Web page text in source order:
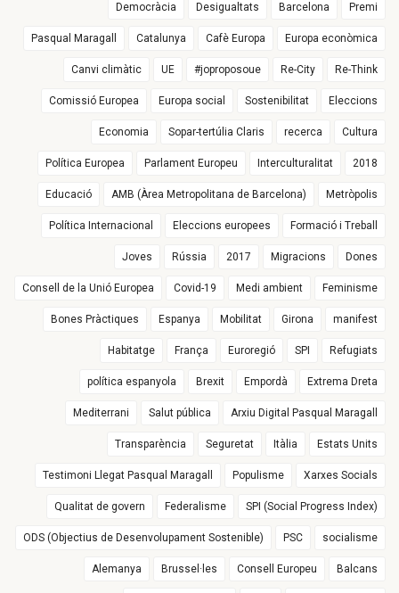
Democràcia Desigualtats Barcelona Premi
Pasqual Maragall Catalunya Cafè Europa Europa econòmica
Canvi climàtic UE #joproposoue Re-City Re-Think
Comissió Europea Europa social Sostenibilitat Eleccions
Economia Sopar-tertúlia Claris recerca Cultura
Política Europea Parlament Europeu Interculturalitat 2018
Educació AMB (Àrea Metropolitana de Barcelona) Metròpolis
Política Internacional Eleccions europees Formació i Treball
Joves Rússia 2017 Migracions Dones
Consell de la Unió Europea Covid-19 Medi ambient Feminisme
Bones Pràctiques Espanya Mobilitat Girona manifest
Habitatge França Euroregió SPI Refugiats
política espanyola Brexit Empordà Extrema Dreta
Mediterrani Salut pública Arxiu Digital Pasqual Maragall
Transparència Seguretat Itàlia Estats Units
Testimoni Llegat Pasqual Maragall Populisme Xarxes Socials
Qualitat de govern Federalisme SPI (Social Progress Index)
ODS (Objectius de Desenvolupament Sostenible) PSC socialisme
Alemanya Brussel·les Consell Europeu Balcans